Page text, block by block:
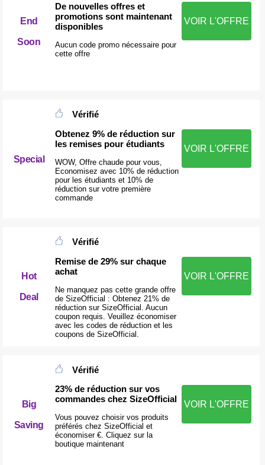
End
Soon
De nouvelles offres et
promotions sont maintenant
disponibles
Aucun code promo nécessaire pour
cette offre
VOIR L'OFFRE
Special
Vérifié
Obtenez 9% de réduction sur
les remises pour étudiants
WOW, Offre chaude pour vous,
Economisez avec 10% de réduction
pour les étudiants et 10% de
réduction sur votre première
commande
VOIR L'OFFRE
Hot
Deal
Vérifié
Remise de 29% sur chaque
achat
Ne manquez pas cette grande offre
de SizeOfficial : Obtenez 21% de
réduction sur SizeOfficial. Aucun
coupon requis. Veuillez économiser
avec les codes de réduction et les
coupons de SizeOfficial.
VOIR L'OFFRE
Big
Saving
Vérifié
23% de réduction sur vos
commandes chez SizeOfficial
Vous pouvez choisir vos produits
préférés chez SizeOfficial et
économiser €. Cliquez sur la
boutique maintenant
VOIR L'OFFRE